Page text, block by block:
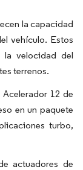
la capacidad
vehículo. Estos
la velocidad del
terrenos.
12 de
en un paquete
turbo,
actuadores de